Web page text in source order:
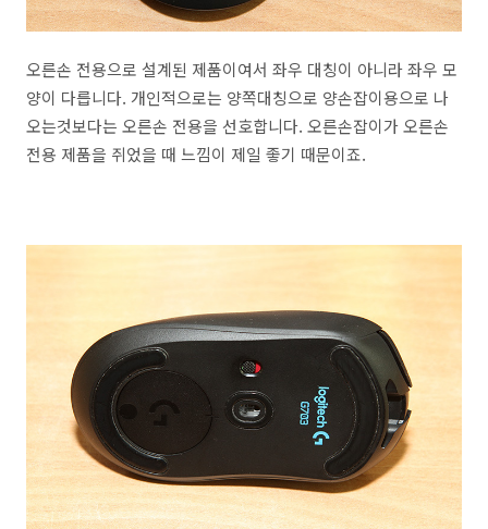
오른손 전용으로 설계된 제품이여서 좌우 대칭이 아니라 좌우 모
양이 다릅니다. 개인적으로는 양쪽대칭으로 양손잡이용으로 나
오는것보다는 오른손 전용을 선호합니다. 오른손잡이가 오른손
전용 제품을 쥐었을 때 느낌이 제일 좋기 때문이죠.